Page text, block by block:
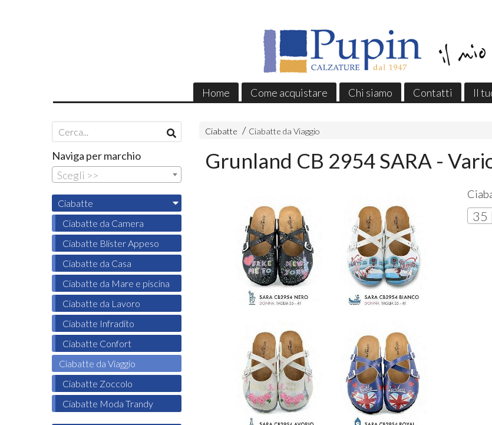
Home Come acquistare Chi siamo Contatti Il
Ciabatte Ciabatte da Viaggio
Grunland CB 2954 SARA -
35
Naviga per marchio
Scegli >>
Ciabatte
Ciabatte da Camera
Ciabatte Blister Appeso
Ciabatte da Casa
Ciabatte da Mare e piscina
Ciabatte da Lavoro
Ciabatte Infradito
Ciabatte Confort
Ciabatte da Viaggio
Ciabatte Zoccolo
Ciabatte Moda Trandy